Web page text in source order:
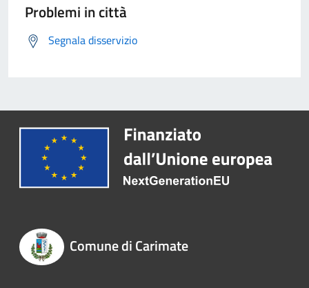
Problemi in città
Segnala disservizio
Comune di Carimate